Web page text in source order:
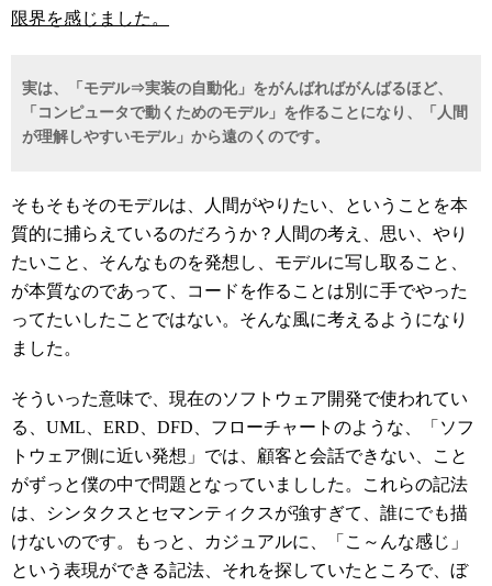
限界を感じました。
実は、「モデル⇒実装の自動化」をがんばればがんばるほど、
「コンピュータで動くためのモデル」を作ることになり、「人間
が理解しやすいモデル」から遠のくのです。
そもそもそのモデルは、人間がやりたい、ということを本
質的に捕らえているのだろうか？人間の考え、思い、やり
たいこと、そんなものを発想し、モデルに写し取ること、
が本質なのであって、コードを作ることは別に手でやった
ってたいしたことではない。そんな風に考えるようになり
ました。
そういった意味で、現在のソフトウェア開発で使われてい
る、UML、ERD、DFD、フローチャートのような、「ソフ
トウェア側に近い発想」では、顧客と会話できない、こと
がずっと僕の中で問題となっていましした。これらの記法
は、シンタクスとセマンティクスが強すぎて、誰にでも描
けないのです。もっと、カジュアルに、「こ～んな感じ」
という表現ができる記法、それを探していたところで、ぼ